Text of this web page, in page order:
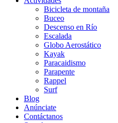
Bicicleta de montaña
Buceo
Descenso en Río
Escalada
Globo Aerostático
Kayak
Paracaidismo
Parapente
Rappel
Surf
Blog
Anúnciate
Contáctanos